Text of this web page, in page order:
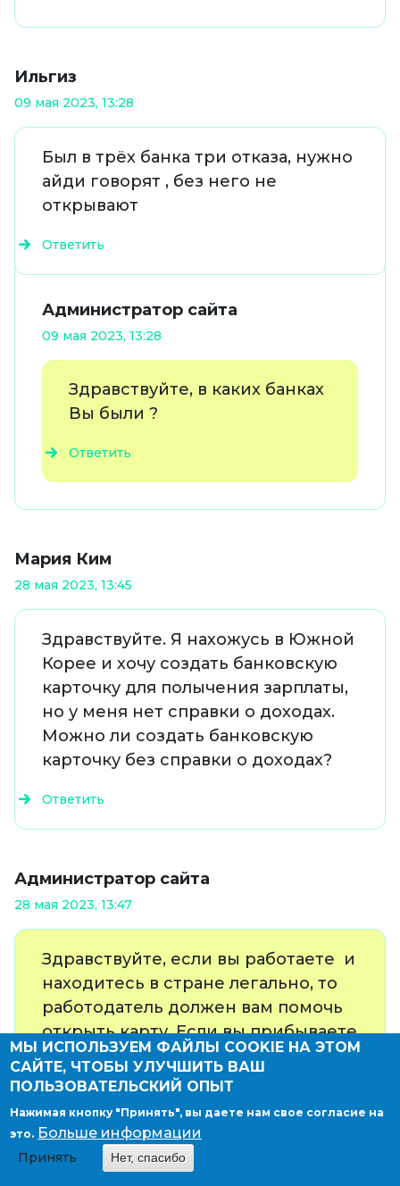
Ильгиз
09 мая 2023, 13:28
Был в трёх банка три отказа, нужно
айди говорят , без него не
открывают
Ответить
Администратор сайта
09 мая 2023, 13:28
Здравствуйте, в каких банках
Вы были ?
Ответить
Мария Ким
28 мая 2023, 13:45
Здравствуйте. Я нахожусь в Южной
Корее и хочу создать банковскую
карточку для полычения зарплаты,
но у меня нет справки о доходах.
Можно ли создать банковскую
карточку без справки о доходах?
Ответить
Администратор сайта
28 мая 2023, 13:47
Здравствуйте, если вы работаете и
находитесь в стране легально, то
работодатель должен вам помочь
открыть карту. Если вы прибываете
в стран не легально, то открыть
счет вы не сможете
Ответить
МЫ ИСПОЛЬЗУЕМ ФАЙЛЫ COOKIE НА ЭТОМ
САЙТЕ, ЧТОБЫ УЛУЧШИТЬ ВАШ
ПОЛЬЗОВАТЕЛЬСКИЙ ОПЫТ
Нажимая кнопку "Принять", вы даете нам свое согласие на
это. Больше информации
Принять Нет, спасибо